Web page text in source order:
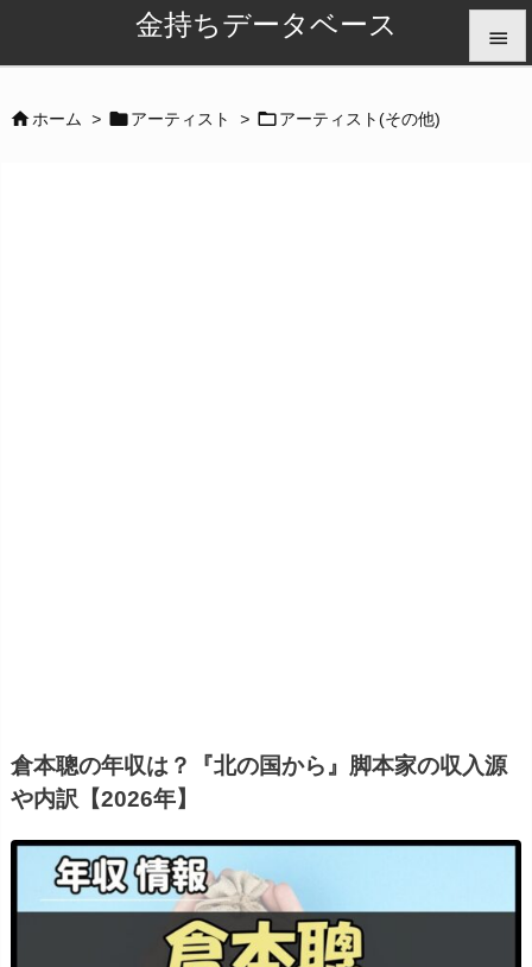
金持ちデータベース 
ホーム > アーティスト > アーティスト(その他)
倉本聰の年収は？『北の国から』脚本家の収入源
や内訳【2026年】